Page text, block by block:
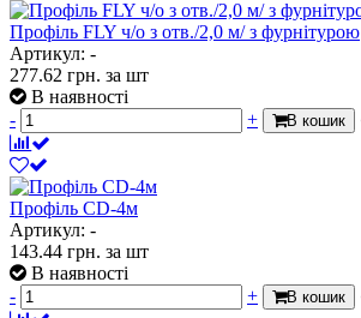
Профіль FLY ч/о з отв./2,0 м/ з фурнітурою
Артикул: -
277.62 грн. за шт
В наявності
-
+ В кошик
Профіль CD-4м
Артикул: -
143.44 грн. за шт
В наявності
-
+ В кошик